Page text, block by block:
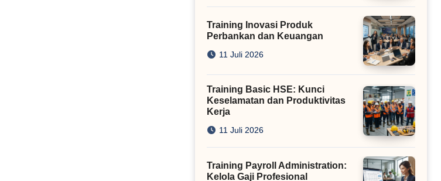
Training Inovasi Produk
Perbankan dan Keuangan
11 Juli 2026
Training Basic HSE: Kunci
Keselamatan dan Produktivitas
Kerja
11 Juli 2026
Training Payroll Administration:
Kelola Gaji Profesional